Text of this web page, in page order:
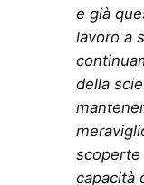
e già
lavoro a
della
scoperte
capacità